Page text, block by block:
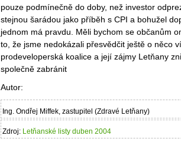
pouze podmínečně do doby, než investor
stejnou šarádou jako příběh s CPI a bohužel
jednom má pravdu. Měli bychom se občanům
to, že jsme nedokázali přesvědčit ještě o něco
prodeveloperská koalice a její zájmy Letňany
společně zabránit
Autor:
Ing. Ondřej Miffek, zastupitel (Zdravé Letňany)
Zdroj: Letňanské listy duben 2004